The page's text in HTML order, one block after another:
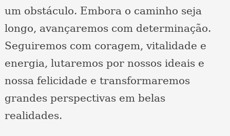
um obstáculo. Embora o caminho seja
longo, avançaremos com determinação.
Seguiremos com coragem, vitalidade e
energia, lutaremos por nossos ideais e
nossa felicidade e transformaremos
grandes perspectivas em belas
realidades.